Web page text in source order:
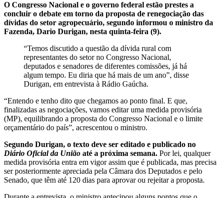
O Congresso Nacional e o governo federal estão prestes a
concluir o debate em torno da proposta de renegociação das
dívidas do setor agropecuário, segundo informou o ministro da
Fazenda, Dario Durigan, nesta quinta-feira (9).
“Temos discutido a questão da dívida rural com
representantes do setor no Congresso Nacional,
deputados e senadores de diferentes comissões, já há
algum tempo. Eu diria que há mais de um ano”, disse
Durigan, em entrevista à Rádio Gaúcha.
“Entendo e tenho dito que chegamos ao ponto final. E que,
finalizadas as negociações, vamos editar uma medida provisória
(MP), equilibrando a proposta do Congresso Nacional e o limite
orçamentário do país”, acrescentou o ministro.
Segundo Durigan, o texto deve ser editado e publicado no
Diário Oficial da União até a próxima semana. Por lei, qualquer
medida provisória entra em vigor assim que é publicada, mas precisa
ser posteriormente apreciada pela Câmara dos Deputados e pelo
Senado, que têm até 120 dias para aprovar ou rejeitar a proposta.